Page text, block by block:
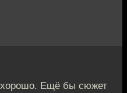
хорошо. Ещё бы сюжет